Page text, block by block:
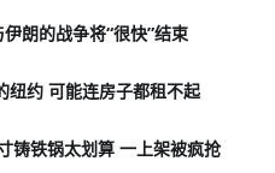
朗的战争将“很快”结束
纽约 可能连房子都租不起
铸铁锅太划算 一上架被疯抢